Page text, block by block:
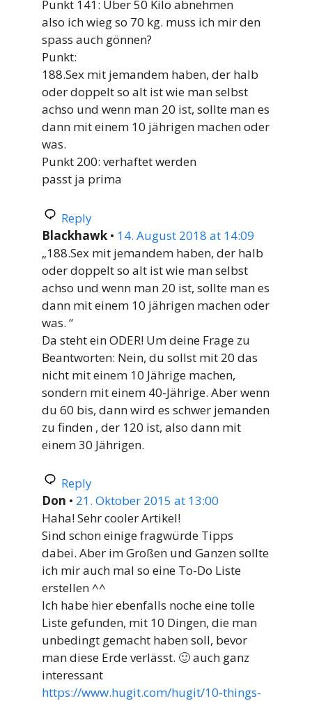
Punkt 141: Über 50 Kilo abnehmen
also ich wieg so 70 kg. muss ich mir den
spass auch gönnen?
Punkt:
188.Sex mit jemandem haben, der halb
oder doppelt so alt ist wie man selbst
achso und wenn man 20 ist, sollte man es
dann mit einem 10 jährigen machen oder
was.
Punkt 200: verhaftet werden
passt ja prima
Reply
Blackhawk • 14. August 2018 at 14:09
„188.Sex mit jemandem haben, der halb
oder doppelt so alt ist wie man selbst
achso und wenn man 20 ist, sollte man es
dann mit einem 10 jährigen machen oder
was. “
Da steht ein ODER! Um deine Frage zu
Beantworten: Nein, du sollst mit 20 das
nicht mit einem 10 Jährige machen,
sondern mit einem 40-Jährige. Aber wenn
du 60 bis, dann wird es schwer jemanden
zu finden , der 120 ist, also dann mit
einem 30 Jährigen.
Reply
Don • 21. Oktober 2015 at 13:00
Haha! Sehr cooler Artikel!
Sind schon einige fragwürde Tipps
dabei. Aber im Großen und Ganzen sollte
ich mir auch mal so eine To-Do Liste
erstellen ^^
Ich habe hier ebenfalls noche eine tolle
Liste gefunden, mit 10 Dingen, die man
unbedingt gemacht haben soll, bevor
man diese Erde verlässt. 🙂 auch ganz
interessant
https://www.hugit.com/hugit/10-things-